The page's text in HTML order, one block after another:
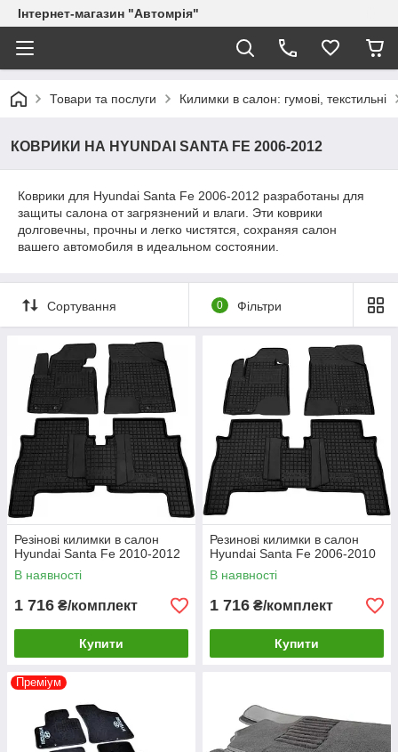
Інтернет-магазин "Автомрія"
Товари та послуги Килимки в салон: гумові, текстильні
КОВРИКИ НА HYUNDAI SANTA FE 2006-2012
Коврики для Hyundai Santa Fe 2006-2012 разработаны для
защиты салона от загрязнений и влаги. Эти коврики
долговечны, прочны и легко чистятся, сохраняя салон
вашего автомобиля в идеальном состоянии.
Сортування 0 Фільтри
Резінові килимки в салон
Hyundai Santa Fe 2010-2012
В наявності
1 716 ₴/комплект
Купити
Резинові килимки в салон
Hyundai Santa Fe 2006-2010
В наявності
1 716 ₴/комплект
Купити
Преміум